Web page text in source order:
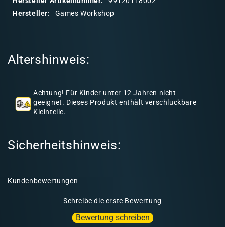
n
Hersteller:
Games Workshop
Altershinweis:
Achtung! Für Kinder unter 12 Jahren nicht
geeignet. Dieses Produkt enthält verschluckbare
Kleinteile.
Sicherheitshinweis:
Kundenbewertungen
Schreibe die erste Bewertung
Bewertung schreiben